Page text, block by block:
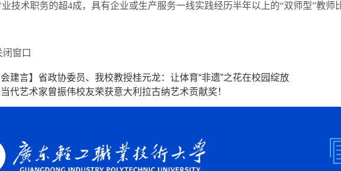
技术职务的超4成，具有企业或生产服务一线实践经历半年以上的“双师型”教师
闭窗口
会建言】省政协委员、我校教授桂元龙：让体育“非遗”之花在校园绽放
代艺术家曾振伟校友荣获意大利拉古纳艺术贡献奖！